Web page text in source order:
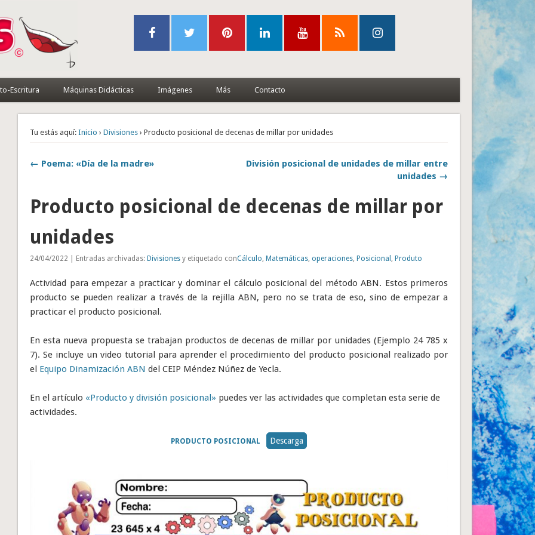
Escritura Máquinas Didácticas Imágenes Más Contacto
Tu estás aquí: Inicio ›Divisiones › Producto posicional de decenas de millar por unidades
← Poema: «Día de la madre»
División posicional de unidades de millar entre
unidades →
Producto posicional de decenas de millar por
unidades
24/04/2022 | Entradas archivadas:Divisiones y etiquetado conCálculo,Matemáticas, operaciones,Posicional ,Produto
Actividad para empezar a practicar y dominar el cálculo posicional del método ABN. Estos primeros
producto se pueden realizar a través de la rejilla ABN, pero no se trata de eso, sino de empezar a
practicar el producto posicional.
En esta nueva propuesta se trabajan productos de decenas de millar por unidades (Ejemplo 24 785 x
7). Se incluye un video tutorial para aprender el procedimiento del producto posicional realizado por
el Equipo Dinamización ABNdel CEIP Méndez Núñez de Yecla.
En el artículo «Producto y división posicional» puedes ver las actividades que completan esta serie de
actividades.
PRODUCTO POSICIONAL Descarga